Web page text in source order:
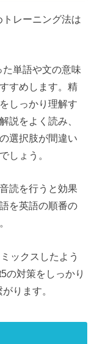
レーニング法は
単語や文の意味
すめします。精
しっかり理解す
説をよく読み、
選択肢が間違い
しょう。
読を行うと効果
を英語の順番の
ックスしたよう
の対策をしっかり
ります。